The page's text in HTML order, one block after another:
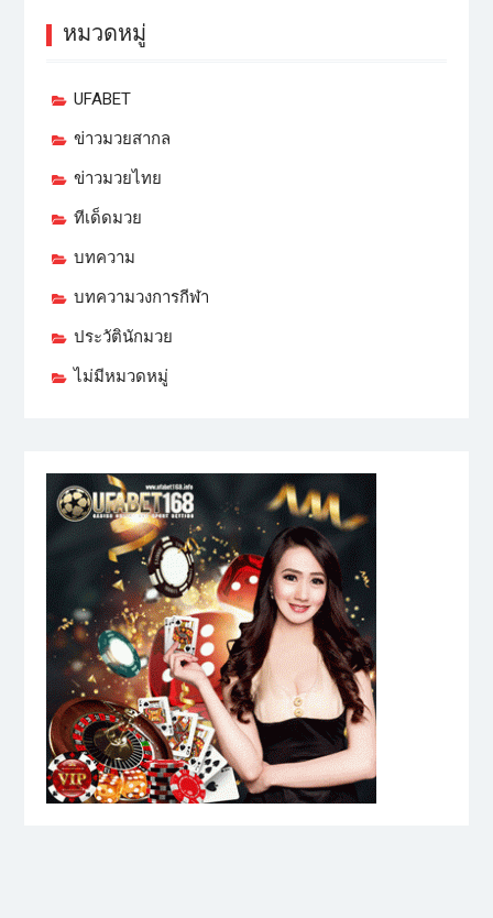
หมวดหมู่
UFABET
ข่าวมวยสากล
ข่าวมวยไทย
ทีเด็ดมวย
บทความ
บทความวงการกีฬา
ประวัตินักมวย
ไม่มีหมวดหมู่